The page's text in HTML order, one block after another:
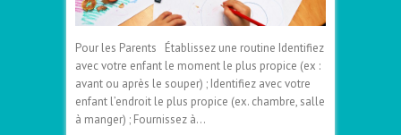
Pour les Parents Établissez une routine Identifiez
avec votre enfant le moment le plus propice (ex :
avant ou après le souper) ; Identifiez avec votre
enfant l’endroit le plus propice (ex. chambre, salle
à manger) ; Fournissez à…